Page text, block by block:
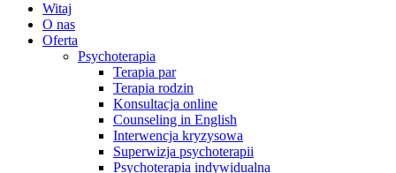
Witaj
O nas
Oferta
Psychoterapia
Terapia par
Terapia rodzin
Konsultacja online
Counseling in English
Interwencja kryzysowa
Superwizja psychoterapii
Psychoterapia indywidualna